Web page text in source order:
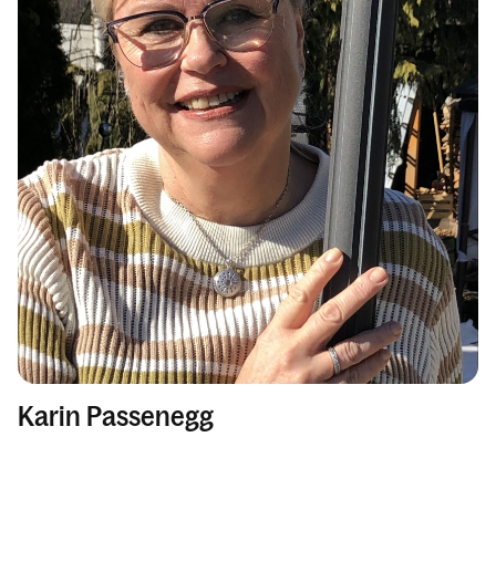
Karin Passenegg